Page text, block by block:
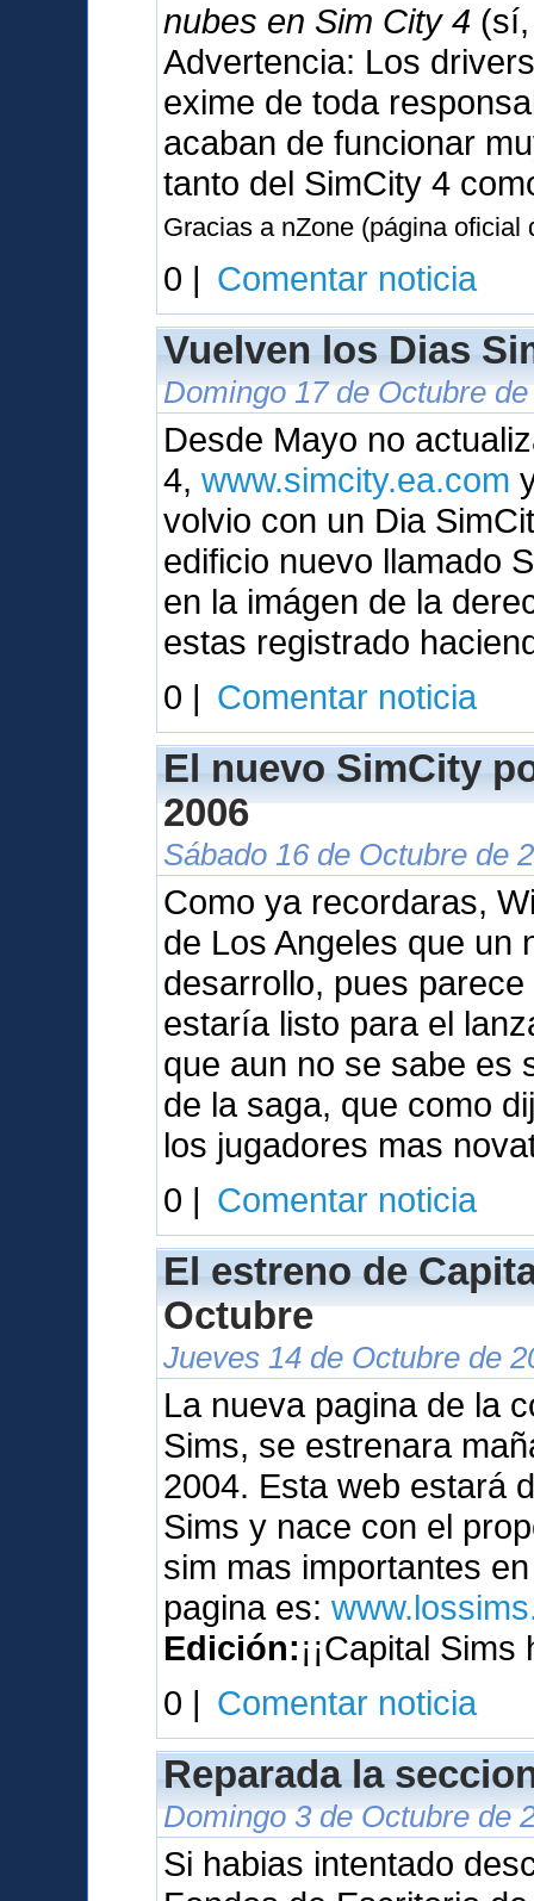
nubes en Sim City 4
Advertencia: Los
exime de toda
acaban de funcionar
tanto del SimCity 4
Gracias a nZone (página
0 | Comentar noticia
Vuelven los Dias
Domingo 17 de Octubre
Desde Mayo no
4,www.simcity.ea.com
volvio con un Dia
edificio nuevo llamado
en la imágen de la
estas registrado
0 | Comentar noticia
El nuevo SimCity
2006
Sábado 16 de Octubre de
Como ya recordaras,
de Los Angeles que un
desarrollo, pues
estaría listo para el
que aun no se sabe es
de la saga, que como
los jugadores mas
0 | Comentar noticia
El estreno de
Octubre
Jueves 14 de Octubre de
La nueva pagina de la
Sims, se estrenara
2004. Esta web estará
Sims y nace con el
sim mas importantes
pagina es:
Edición:¡¡Capital
0 | Comentar noticia
Reparada la
Domingo 3 de Octubre de
Si habias intentado